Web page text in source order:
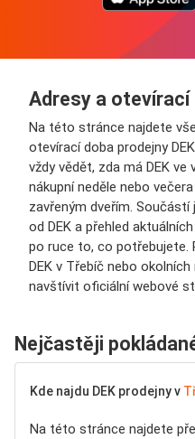
Adresy a otevírací
Na této stránce najdete
otevírací doba prodejny
vždy vědět, zda má DEK
nákupní neděle nebo
zavřeným dveřím.
od DEK a přehled
po ruce to, co potřebujete.
DEK v Třebíč nebo
navštívit oficiální webové
Nejčastěji
Kde najdu DEK prodejny v
Na této stránce najdete